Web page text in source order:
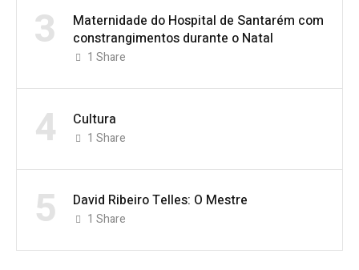
3
Maternidade do Hospital de Santarém com
constrangimentos durante o Natal
1 Share
4 Cultura
1 Share
5 David Ribeiro Telles: O Mestre
1 Share